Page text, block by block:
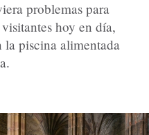
problemas para
hoy en día,
la piscina alimentada